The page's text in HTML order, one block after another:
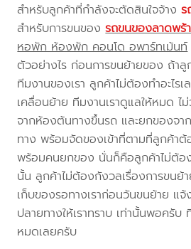
สำหรับลูกค้าที่กำลังจะตัดสินใจจ้างร
สำหรับการขนของรถขนของลาดพร้
หอพัก ห้องพัก คอนโด อพาร์ทเม้นท์
ตัวอย่างไร ก่อนการขนย้ายของ ถ้าลู
ทีมงานของเรา ลูกค้าไม่ต้องทำอะไร
เคลื่อนย้าย ทีมงานเราดูแลให้หมด ไ
จากห้องต้นทางขึ้นรถ และยกของจา
ทาง พร้อมจัดของเข้าที่ตามที่ลูกค้าต้
พร้อมคนยกของ นั่นก็คือลูกค้าไม่ต้อ
นั้น ลูกค้าไม่ต้องกังวลเรื่องการขนย้
เก็บของรอทางเราก่อนวันขนย้าย แจ้
ปลายทางให้เราทราบ เท่านั้นพอครับ
หมดเลยครับ